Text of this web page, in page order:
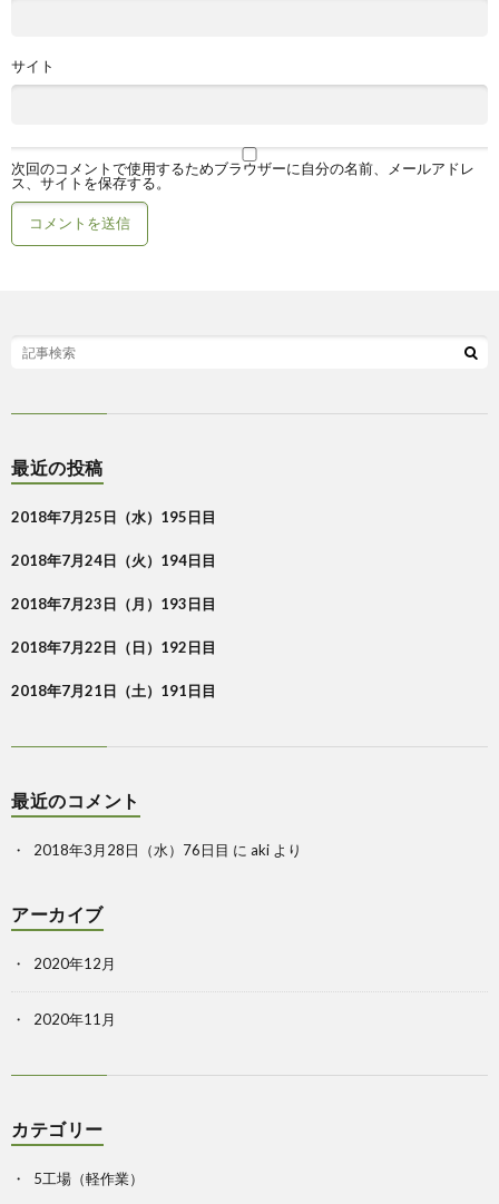
サイト
次回のコメントで使用するためブラウザーに自分の名前、メールアドレ
ス、サイトを保存する。
最近の投稿
2018年7月25日（水）195日目
2018年7月24日（火）194日目
2018年7月23日（月）193日目
2018年7月22日（日）192日目
2018年7月21日（土）191日目
最近のコメント
2018年3月28日（水）76日目 に aki より
アーカイブ
2020年12月
2020年11月
カテゴリー
5工場（軽作業）